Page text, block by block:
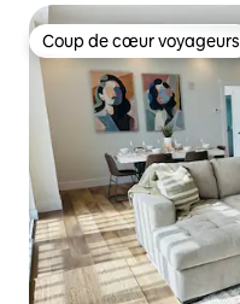
Coup de cœur voyageurs
Coup de cœur voyageurs